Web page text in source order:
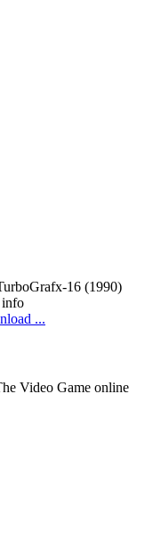
16 (1990)
info
...
Video Game online